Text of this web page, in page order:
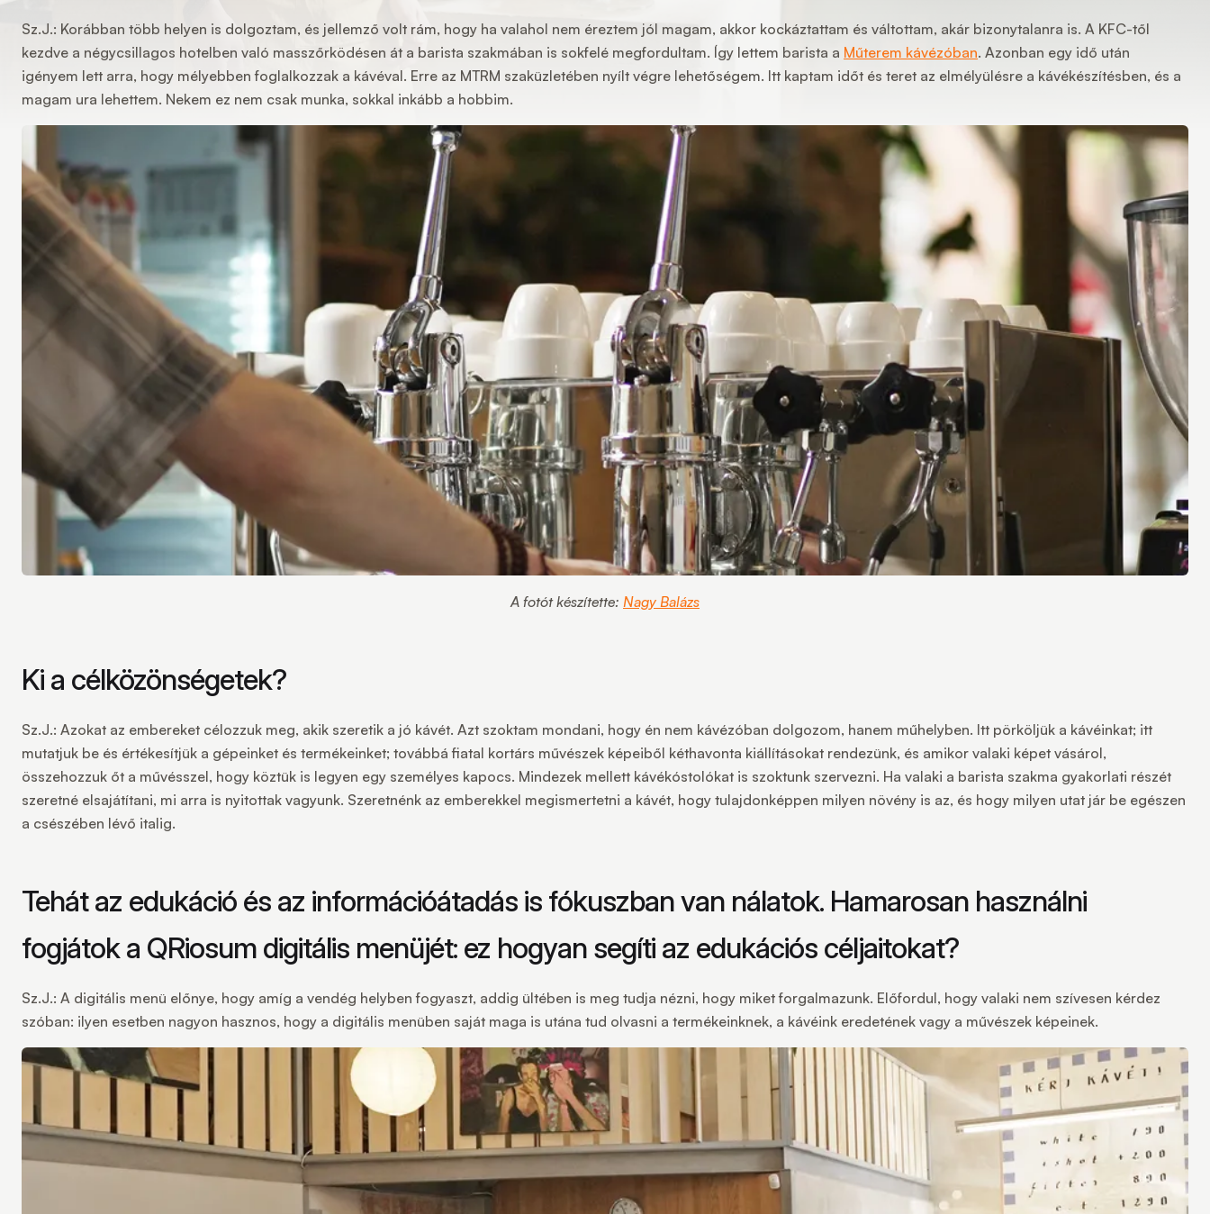
Sz.J.: Korábban több helyen is dolgoztam, és jellemző volt rám, hogy ha valahol nem éreztem jól magam, akkor kockáztattam és váltottam, akár bizonytalanra is. A KFC-től
kezdve a négycsillagos hotelben való masszőrködésen át a barista szakmában is sokfelé megfordultam. Így lettem barista a Műterem kávézóban. Azonban egy idő után
igényem lett arra, hogy mélyebben foglalkozzak a kávéval. Erre az MTRM szaküzletében nyílt végre lehetőségem. Itt kaptam időt és teret az elmélyülésre a kávékészítésben, és a
magam ura lehettem. Nekem ez nem csak munka, sokkal inkább a hobbim.
A fotót készítette: Nagy Balázs
Ki a célközönségetek?
Sz.J.: Azokat az embereket célozzuk meg, akik szeretik a jó kávét. Azt szoktam mondani, hogy én nem kávézóban dolgozom, hanem műhelyben. Itt pörköljük a kávéinkat; itt
mutatjuk be és értékesítjük a gépeinket és termékeinket; továbbá fiatal kortárs művészek képeiből kéthavonta kiállításokat rendezünk, és amikor valaki képet vásárol,
összehozzuk őt a művésszel, hogy köztük is legyen egy személyes kapocs. Mindezek mellett kávékóstolókat is szoktunk szervezni. Ha valaki a barista szakma gyakorlati részét
szeretné elsajátítani, mi arra is nyitottak vagyunk. Szeretnénk az emberekkel megismertetni a kávét, hogy tulajdonképpen milyen növény is az, és hogy milyen utat jár be egészen
a csészében lévő italig.
Tehát az edukáció és az információátadás is fókuszban van nálatok. Hamarosan használni
fogjátok a QRiosum digitális menüjét: ez hogyan segíti az edukációs céljaitokat?
Sz.J.: A digitális menü előnye, hogy amíg a vendég helyben fogyaszt, addig ültében is meg tudja nézni, hogy miket forgalmazunk. Előfordul, hogy valaki nem szívesen kérdez
szóban: ilyen esetben nagyon hasznos, hogy a digitális menüben saját maga is utána tud olvasni a termékeinknek, a kávéink eredetének vagy a művészek képeinek.